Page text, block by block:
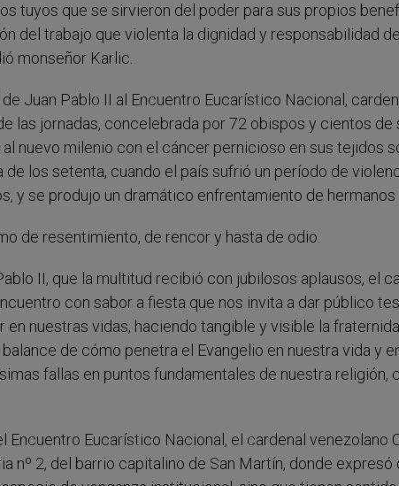
tuyos que se sirvieron del poder para sus propios
del trabajo que violenta la dignidad y responsabilidad
monseñor Karlic.
Juan Pablo II al Encuentro Eucarístico Nacional,
las jornadas, concelebrada por 72 obispos y cientos
nuevo milenio con el cáncer pernicioso en sus tejidos
los setenta, cuando el país sufrió un período de
y se produjo un dramático enfrentamiento de hermanos
de resentimiento, de rencor y hasta de odio.
II, que la multitud recibió con jubilosos aplausos, el
con sabor a fiesta que nos invita a dar público
nuestras vidas, haciendo tangible y visible la
de cómo penetra el Evangelio en nuestra vida y
fallas en puntos fundamentales de nuestra religión,
Encuentro Eucarístico Nacional, el cardenal venezolano
nº 2, del barrio capitalino de San Martín, donde expresó